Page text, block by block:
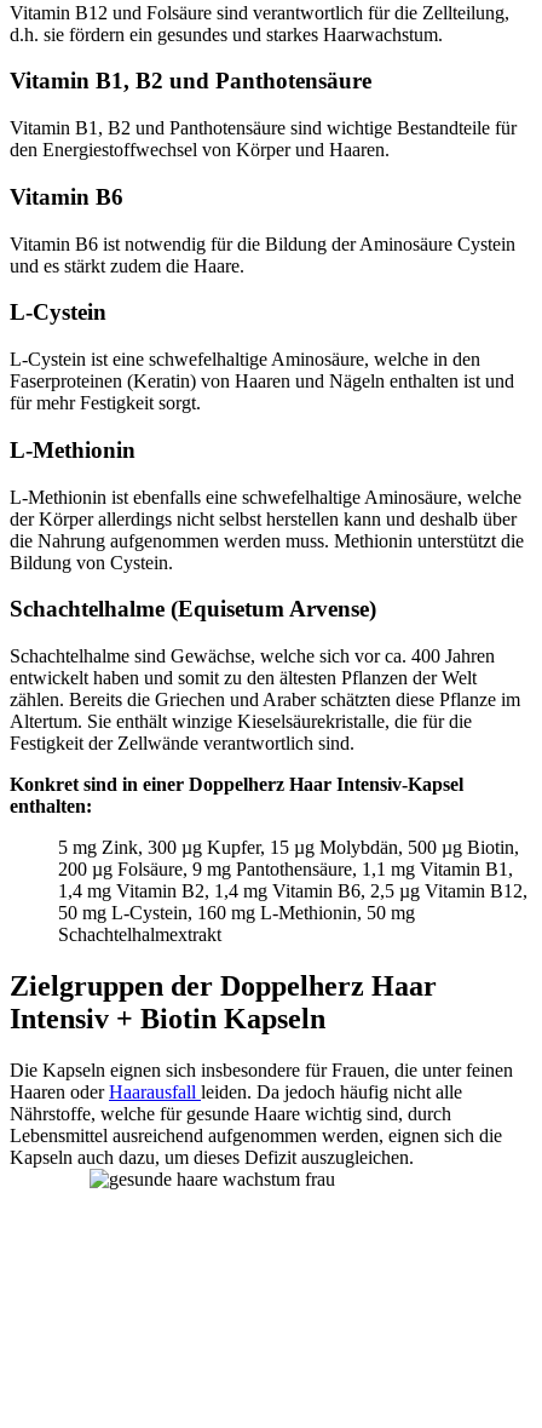
Vitamin B12 und Folsäure sind verantwortlich für die Zellteilung,
d.h. sie fördern ein gesundes und starkes Haarwachstum.
Vitamin B1, B2 und Panthotensäure
Vitamin B1, B2 und Panthotensäure sind wichtige Bestandteile für
den Energiestoffwechsel von Körper und Haaren.
Vitamin B6
Vitamin B6 ist notwendig für die Bildung der Aminosäure Cystein
und es stärkt zudem die Haare.
L-Cystein
L-Cystein ist eine schwefelhaltige Aminosäure, welche in den
Faserproteinen (Keratin) von Haaren und Nägeln enthalten ist und
für mehr Festigkeit sorgt.
L-Methionin
L-Methionin ist ebenfalls eine schwefelhaltige Aminosäure, welche
der Körper allerdings nicht selbst herstellen kann und deshalb über
die Nahrung aufgenommen werden muss. Methionin unterstützt die
Bildung von Cystein.
Schachtelhalme (Equisetum Arvense)
Schachtelhalme sind Gewächse, welche sich vor ca. 400 Jahren
entwickelt haben und somit zu den ältesten Pflanzen der Welt
zählen. Bereits die Griechen und Araber schätzten diese Pflanze im
Altertum. Sie enthält winzige Kieselsäurekristalle, die für die
Festigkeit der Zellwände verantwortlich sind.
Konkret sind in einer Doppelherz Haar Intensiv-Kapsel
enthalten:
5 mg Zink, 300 µg Kupfer, 15 µg Molybdän, 500 µg Biotin,
200 µg Folsäure, 9 mg Pantothensäure, 1,1 mg Vitamin B1,
1,4 mg Vitamin B2, 1,4 mg Vitamin B6, 2,5 µg Vitamin B12,
50 mg L-Cystein, 160 mg L-Methionin, 50 mg
Schachtelhalmextrakt
Zielgruppen der Doppelherz Haar
Intensiv + Biotin Kapseln
Die Kapseln eignen sich insbesondere für Frauen, die unter feinen
Haaren oderHaarausfall leiden. Da jedoch häufig nicht alle
Nährstoffe, welche für gesunde Haare wichtig sind, durch
Lebensmittel ausreichend aufgenommen werden, eignen sich die
Kapseln auch dazu, um dieses Defizit auszugleichen.